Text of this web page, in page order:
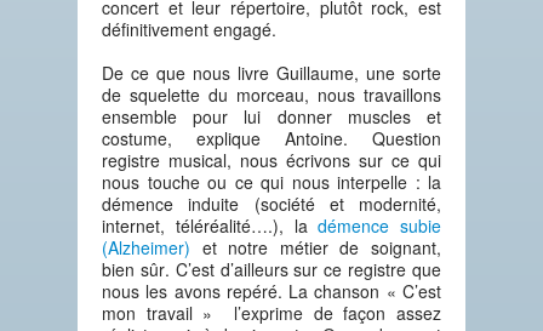
concert et leur répertoire, plutôt rock, est
définitivement engagé.
De ce que nous livre Guillaume, une sorte
de squelette du morceau, nous travaillons
ensemble pour lui donner muscles et
costume, explique Antoine. Question
registre musical, nous écrivons sur ce qui
nous touche ou ce qui nous interpelle : la
démence induite (société et modernité,
internet, téléréalité….), ladémence subie
(Alzheimer) et notre métier de soignant,
bien sûr. C’est d’ailleurs sur ce registre que
nous les avons repéré. La chanson « C’est
mon travail » l’exprime de façon assez